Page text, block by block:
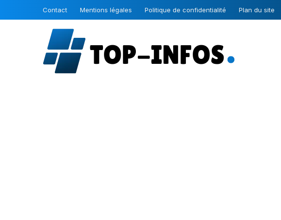
Contact Mentions légales Politique de confidentialité Plan du site